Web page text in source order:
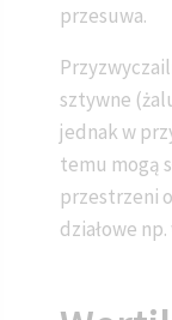
przesuwa.
sztywne
jednak w
temu mogą
przestrzeni
działowe